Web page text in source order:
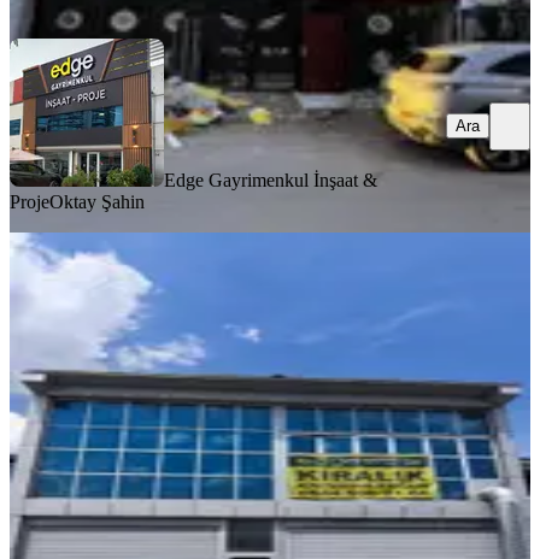
Edge Gayrimenkul İnşaat &
ProjeOktay Şahin
Ara
%15
/ 75 Kw Enerji / Yük Asansör
Yenimahalle, İvedikosb Mahallesi
1 Oda·501 m²·Düz Giriş (Zemin)·09.06.2026
127.000 ₺150.000 ₺
Edge Gayrimenkul İnşaat & Proje Oktay Şahin